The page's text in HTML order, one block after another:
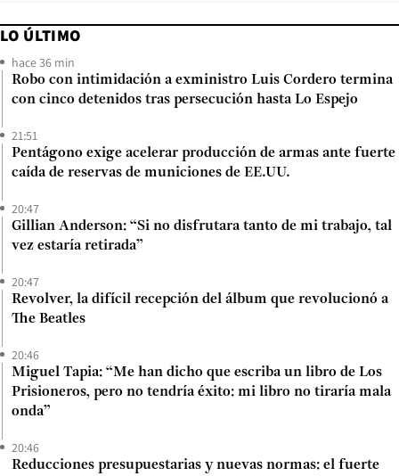
LO ÚLTIMO
hace 36 min
Robo con intimidación a exministro Luis Cordero termina
con cinco detenidos tras persecución hasta Lo Espejo
21:51
Pentágono exige acelerar producción de armas ante fuerte
caída de reservas de municiones de EE.UU.
20:47
Gillian Anderson: “Si no disfrutara tanto de mi trabajo, tal
vez estaría retirada”
20:47
Revolver, la difícil recepción del álbum que revolucionó a
The Beatles
20:46
Miguel Tapia: “Me han dicho que escriba un libro de Los
Prisioneros, pero no tendría éxito: mi libro no tiraría mala
onda”
20:46
Reducciones presupuestarias y nuevas normas: el fuerte